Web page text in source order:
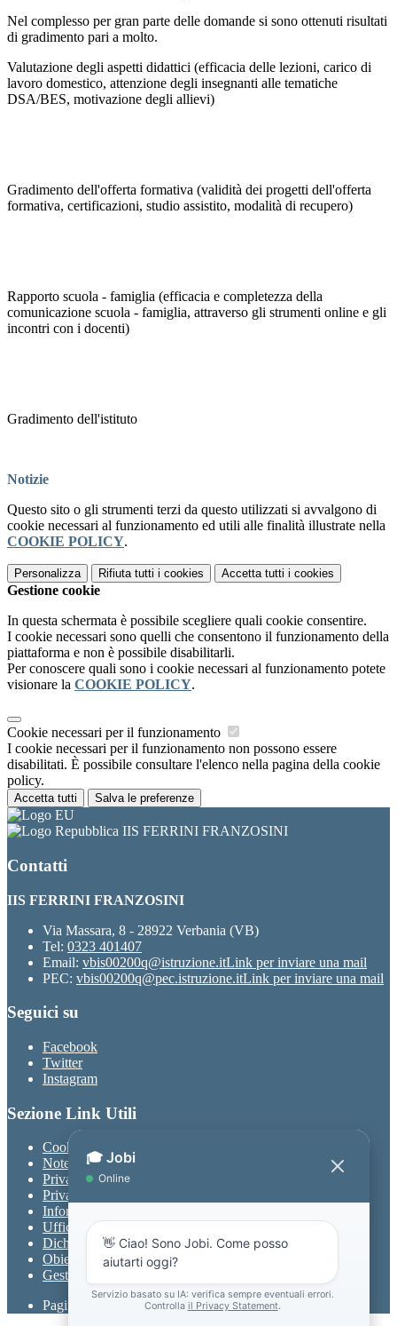
Nel complesso per gran parte delle domande si sono ottenuti risultati
di gradimento pari a molto.
Valutazione degli aspetti didattici (efficacia delle lezioni, carico di
lavoro domestico, attenzione degli insegnanti alle tematiche
DSA/BES, motivazione degli allievi)
Gradimento dell'offerta formativa (validità dei progetti dell'offerta
formativa, certificazioni, studio assistito, modalità di recupero)
Rapporto scuola - famiglia (efficacia e completezza della
comunicazione scuola - famiglia, attraverso gli strumenti online e gli
incontri con i docenti)
Gradimento dell'istituto
Notizie
Questo sito o gli strumenti terzi da questo utilizzati si avvalgono di
cookie necessari al funzionamento ed utili alle finalità illustrate nella
COOKIE POLICY.
Personalizza Rifiuta tutti i cookies Accetta tutti i cookies
Gestione cookie
In questa schermata è possibile scegliere quali cookie consentire.
I cookie necessari sono quelli che consentono il funzionamento della
piattaforma e non è possibile disabilitarli.
Per conoscere quali sono i cookie necessari al funzionamento potete
visionare la COOKIE POLICY.
Cookie necessari per il funzionamento
I cookie necessari per il funzionamento non possono essere
disabilitati. È possibile consultare l'elenco nella pagina della cookie
policy.
Accetta tutti Salva le preferenze
IIS FERRINI FRANZOSINI
Contatti
IIS FERRINI FRANZOSINI
Via Massara, 8 - 28922 Verbania (VB)
Tel: 0323 401407
Email: vbis00200q@istruzione.itLink per inviare una mail
PEC: vbis00200q@pec.istruzione.itLink per inviare una mail
Seguici su
Facebook
Twitter
Instagram
Sezione Link Utili
Cookie policy
Note legali
Privacy
Privacy Policy
Informativa Privacy chatbot Jobi
Ufficio Relazioni con il Pubblico
Dichiarazione di accessibilità
Obiettivi di accessibilità
Gestione consensi cookie
Pagina visualizzata917volte